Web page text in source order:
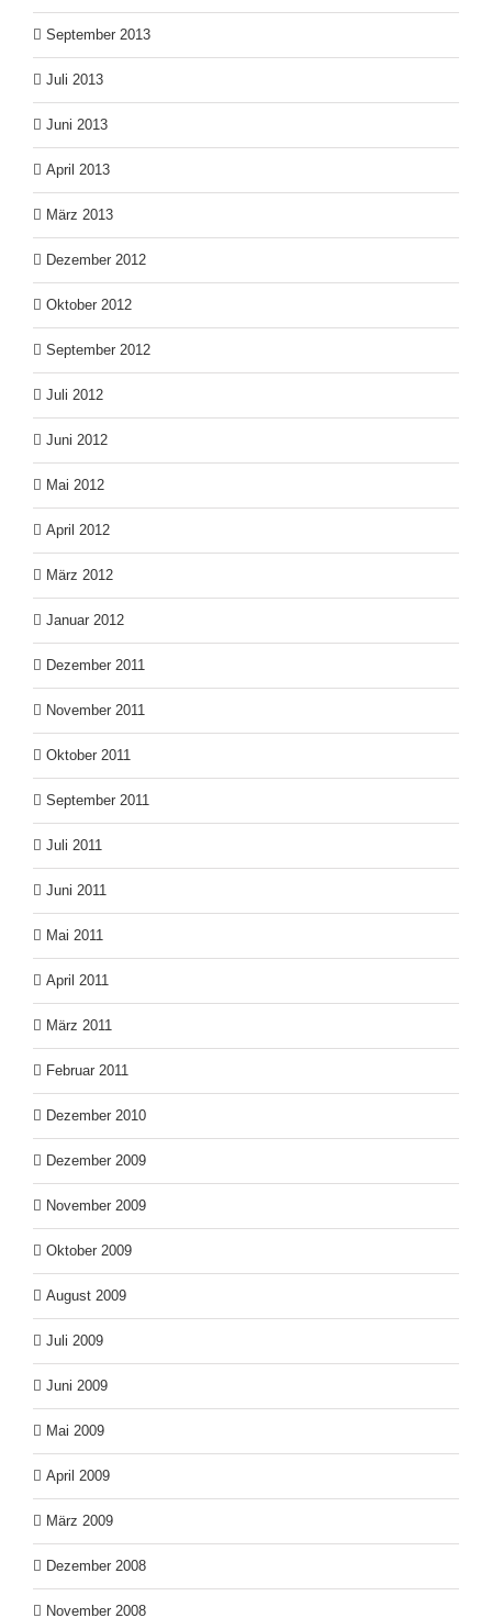
September 2013
Juli 2013
Juni 2013
April 2013
März 2013
Dezember 2012
Oktober 2012
September 2012
Juli 2012
Juni 2012
Mai 2012
April 2012
März 2012
Januar 2012
Dezember 2011
November 2011
Oktober 2011
September 2011
Juli 2011
Juni 2011
Mai 2011
April 2011
März 2011
Februar 2011
Dezember 2010
Dezember 2009
November 2009
Oktober 2009
August 2009
Juli 2009
Juni 2009
Mai 2009
April 2009
März 2009
Dezember 2008
November 2008